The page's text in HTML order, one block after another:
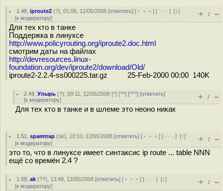
1.48 ,iproute2 (?), 01:06, 12/05/2008 [ответить] [ ﹢﹢﹢] [ · · ·][↓]
[к модератору] + / –
Для тех кто в танке
Поддержка в линуксе
http://www.policyrouting.org/iproute2.doc.html
смотрим даты на файлах
http://devresources.linux-
foundation.org/dev/iproute2/download/Old/
iproute2-2.2.4-ss000225.tar.gz 25-Feb-2000 00:00 140K
2.49 ,Упырь (?), 09:11, 12/05/2008 [^] [^^] [^^^] [ответить]
[к модератору] + / –
Для тех кто в танке и в шлеме это неоно никак
1.51 ,spamtrap (ok), 10:10, 12/05/2008 [ответить] [ ﹢﹢﹢] [ · · ·][↑]
[к модератору] + / –
это то, что в линуксе имеет синтаксис ip route ... table NNN
ещё со времён 2.4 ?
1.59 ,ak (??), 13:49, 12/05/2008 [ответить] [ ﹢﹢﹢] [ · · ·][↓]
[к модератору] + / –